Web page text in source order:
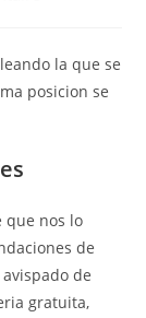
la que se
posicion se
que nos lo
de
de
gratuita,